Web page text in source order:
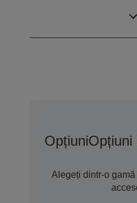
OpțiuniOpțiuni
Alegeți dintr-o